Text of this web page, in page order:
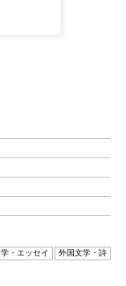
・エッセイ 外国文学・詩